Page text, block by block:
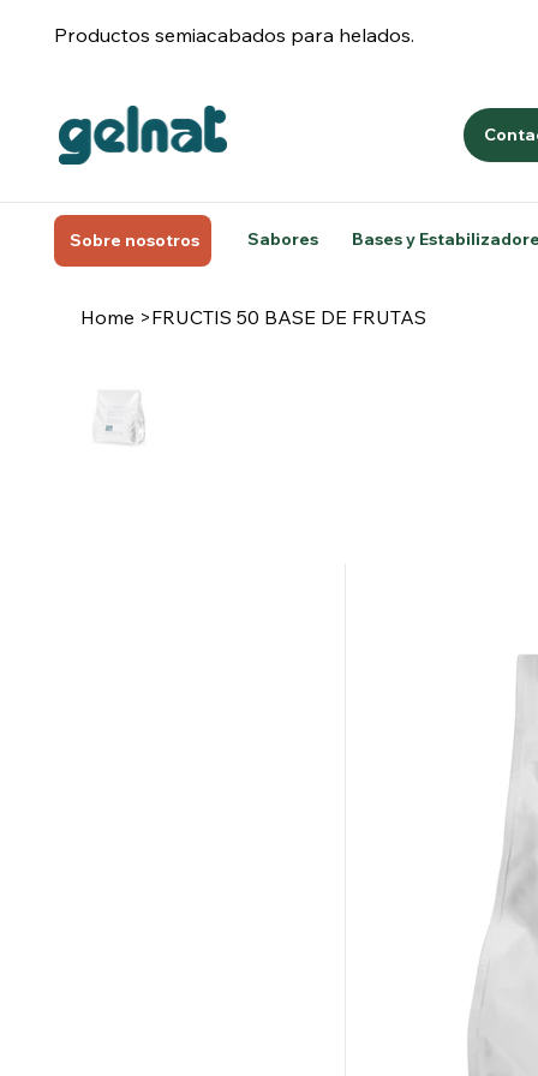
Productos semiacabados para helados.
Sobre nosotros Sabores Bases y
Home >FRUCTIS 50 BASE DE FRUTAS